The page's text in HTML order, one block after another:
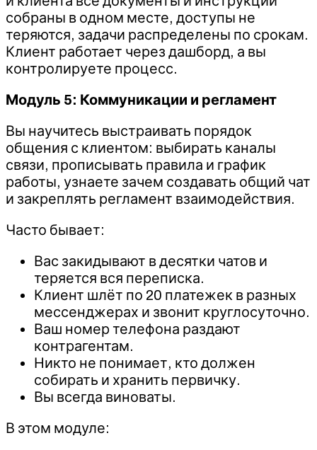
собраны в одном месте, доступы не
теряются, задачи распределены по срокам.
Клиент работает через дашборд, а вы
контролируете процесс.
Модуль 5: Коммуникации и регламент
Вы научитесь выстраивать порядок
общения с клиентом: выбирать каналы
связи, прописывать правила и график
работы, узнаете зачем создавать общий чат
и закреплять регламент взаимодействия.
Часто бывает:
Вас закидывают в десятки чатов и
теряется вся переписка.
Клиент шлёт по 20 платежек в разных
мессенджерах и звонит круглосуточно.
Ваш номер телефона раздают
контрагентам.
Никто не понимает, кто должен
собирать и хранить первичку.
Вы всегда виноваты.
В этом модуле: